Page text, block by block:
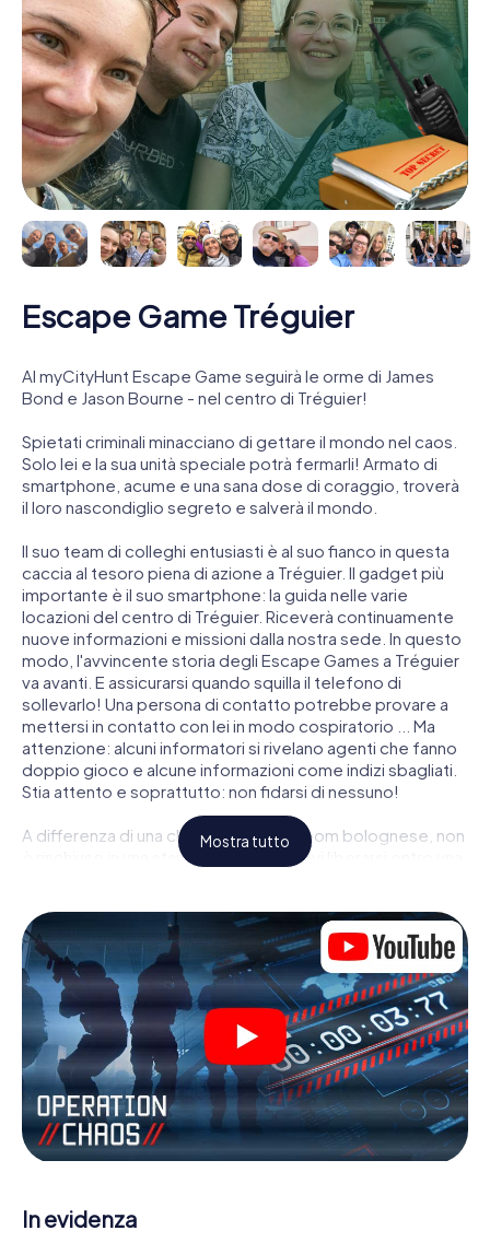
Escape Game Tréguier
Al myCityHunt Escape Game seguirà le orme di James
Bond e Jason Bourne - nel centro di Tréguier!
Spietati criminali minacciano di gettare il mondo nel caos.
Solo lei e la sua unità speciale potrà fermarli! Armato di
smartphone, acume e una sana dose di coraggio, troverà
il loro nascondiglio segreto e salverà il mondo.
Il suo team di colleghi entusiasti è al suo fianco in questa
caccia al tesoro piena di azione a Tréguier. Il gadget più
importante è il suo smartphone: la guida nelle varie
locazioni del centro di Tréguier. Riceverà continuamente
nuove informazioni e missioni dalla nostra sede. In questo
modo, l'avvincente storia degli Escape Games a Tréguier
va avanti. E assicurarsi quando squilla il telefono di
sollevarlo! Una persona di contatto potrebbe provare a
mettersi in contatto con lei in modo cospiratorio ... Ma
attenzione: alcuni informatori si rivelano agenti che fanno
doppio gioco e alcune informazioni come indizi sbagliati.
Stia attento e soprattutto: non fidarsi di nessuno!
A differenza di una classica Escape Room bolognese, non
è rinchiuso in una stanza dalla quale devi liberarsi entro una
personale! Il requisito tecnico per la sua avventura da
agente a Tréguier é uno smartphone con accesso a
Internet mobile. Un clic le dà accesso alla nostra app web.
Non è necessario installare nulla per essere trascinati
nell'azione da video interattivi, minigiochi complicati e
molte altre funzionalità.
Lavori insieme con una squadra, origli le spie nemiche e
porti gli ufficiali di collegamento dalla sua parte. In questo
Escape Game a Tréguier lei e la sua squadra dovete
essere pronti a fermare i cattivi. A differenza di James
Bond and Co., tuttavia, non diventate eroi silenziosi: lei e
del Tréguier e avrete accesso alla vostra personale
galleria di immagini. Il gioco di Escape di myCityHunt rende
Mostra tutto
In evidenza